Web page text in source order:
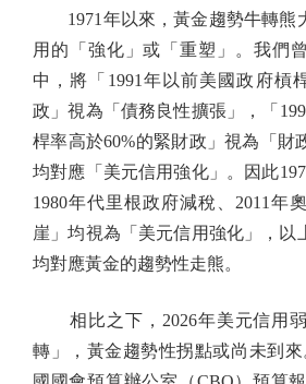
1971年以來，黃金趨勢牛轉熊
用的「強化」或「重塑」。我們
中，將「1991年以前美國政府槓
政」視為「債務良性擴張」，「
桿率高於60%的緊財政」視為「財
均對應「美元信用強化」。因此
1980年代里根政府減稅、2011年
崖」均視為「美元信用強化」，以
均對應黃金的趨勢性走熊。
相比之下，2026年美元信用弱
轉」，黃金趨勢性拐點或尚未到來